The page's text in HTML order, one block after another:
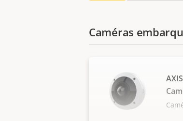
Caméras